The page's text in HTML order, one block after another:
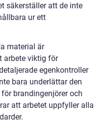
säkerställer att de inte
ur ett
material är
arbete viktig för
egenkontroller
bara underlättar den
brandingenjörer och
att arbetet uppfyller alla